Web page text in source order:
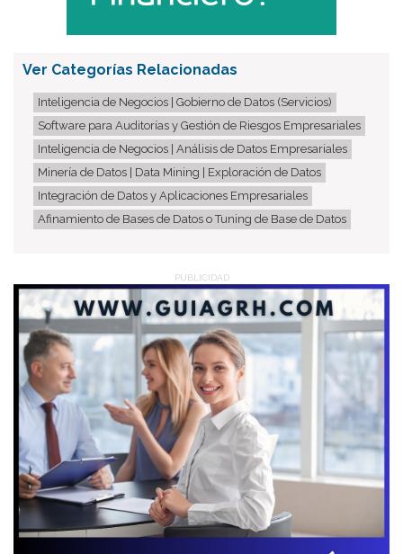
Ver Categorías Relacionadas
Inteligencia de Negocios | Gobierno de Datos (Servicios)
Software para Auditorías y Gestión de Riesgos Empresariales
Inteligencia de Negocios | Análisis de Datos Empresariales
Minería de Datos | Data Mining | Exploración de Datos
Integración de Datos y Aplicaciones Empresariales
Afinamiento de Bases de Datos o Tuning de Base de Datos
PUBLICIDAD